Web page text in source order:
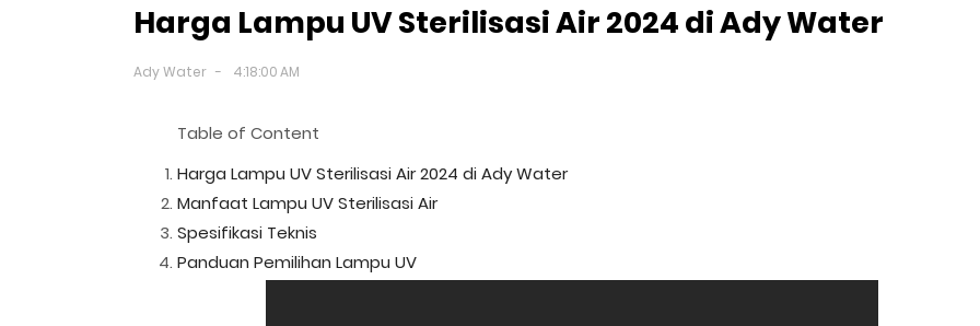
Harga Lampu UV Sterilisasi Air 2024 di Ady Water
Ady Water 4:18:00 AM
Table of Content
Harga Lampu UV Sterilisasi Air 2024 di Ady Water
Manfaat Lampu UV Sterilisasi Air
Spesifikasi Teknis
Panduan Pemilihan Lampu UV